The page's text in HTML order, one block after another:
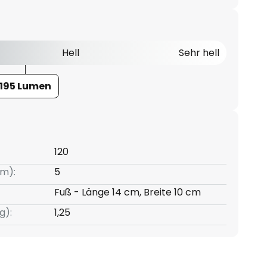
Hell Sehr hell
195 Lumen
120
5
Fuß - Länge 14 cm, Breite 10 cm
1,25